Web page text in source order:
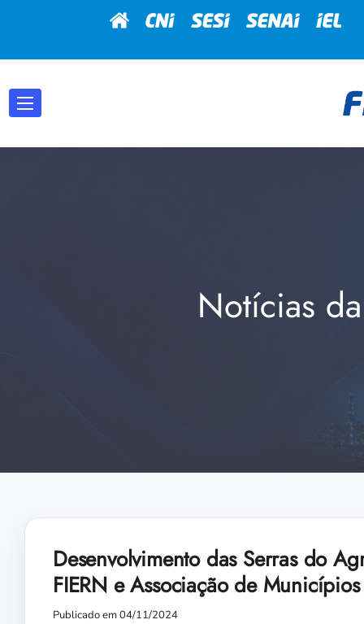
Notícias
Desenvolvimento das Serras do
FIERN e Associação de Municípios
Publicado em 04/11/2024